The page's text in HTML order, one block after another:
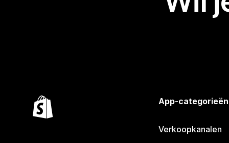
App-categorieën
Verkoopkanalen